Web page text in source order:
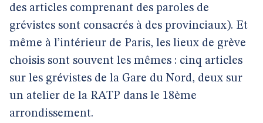
des articles comprenant des paroles de
grévistes sont consacrés à des provinciaux). Et
même à l’intérieur de Paris, les lieux de grève
choisis sont souvent les mêmes : cinq articles
sur les grévistes de la Gare du Nord, deux sur
un atelier de la RATP dans le 18ème
arrondissement.